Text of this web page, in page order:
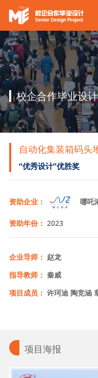
校企合作毕业设计
自动化集装箱码头
“优秀设计”优胜奖
资助企业： 哪吒
资助年份： 2023
企业导师： 赵龙
指导教师： 秦威
项目成员： 许珂迪 陶竞涵
项目海报